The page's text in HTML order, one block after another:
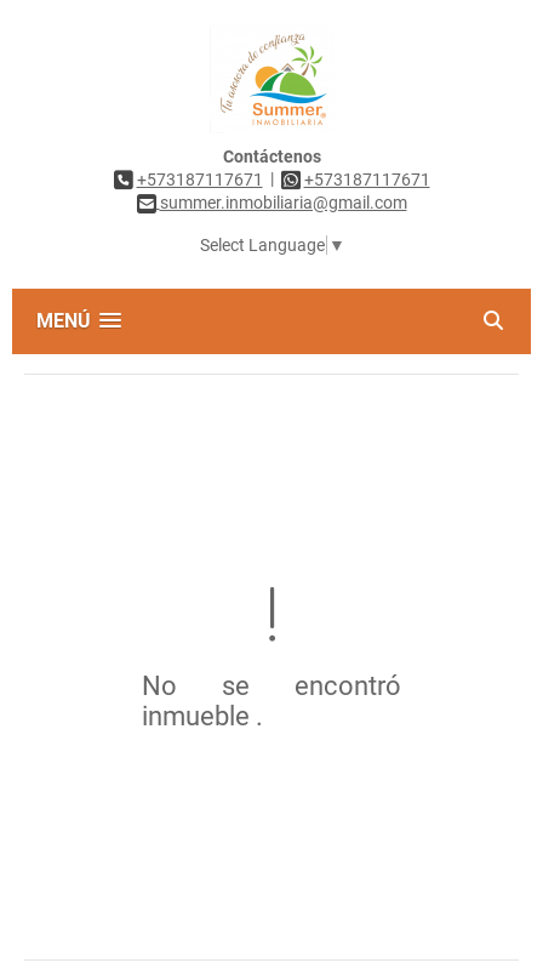
Contáctenos
+573187117671
|
+573187117671
summer.inmobiliaria@gmail.com
Select Language ▼
MENÚ
No se encontró
inmueble .